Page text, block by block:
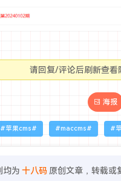
请回复/评论后刷新查看
海报
苹果cms maccms
均为 十八码 原创文章，转载或